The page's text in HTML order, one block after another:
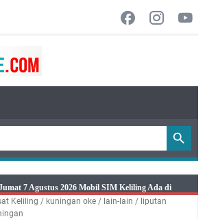
7 Agustus 2026 Mobil SIM Keliling Ada di
Sindangagung
Keliling / kuningan oke / lain-lain / liputan